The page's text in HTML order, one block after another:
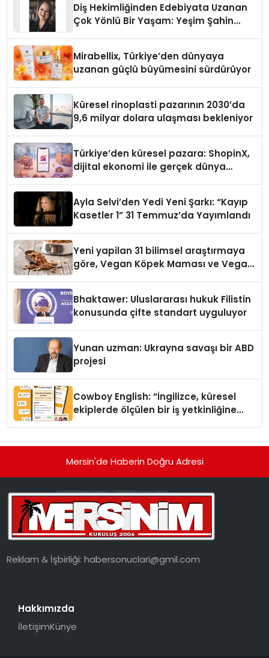
Diş Hekimliğinden Edebiyata Uzanan
Çok Yönlü Bir Yaşam: Yeşim Şahin
Mirabellix, Türkiye’den dünyaya
uzanan güçlü büyümesini sürdürüyor
Küresel rinoplasti pazarının 2030’da
9,6 milyar dolara ulaşması bekleniyor
Türkiye’den küresel pazara: ShopinX,
dijital ekonomi ile gerçek dünya
Ayla Selvi’den Yedi Yeni Şarkı: “Kayıp
Kasetler 1” 31 Temmuz’da Yayımlandı
Yeni yapilan 31 bilimsel araştırmaya
göre, Vegan Köpek Maması ve Vegan
Bhaktawer: Uluslararası hukuk Filistin
konusunda çifte standart uyguluyor
Yunan uzman: Ukrayna savaşı bir ABD
projesi
Cowboy English: “İngilizce, küresel
ekiplerde ölçülen bir iş yetkinliğine
Mersin'de Haberin Doğru Adresi
Reklam & İşbirliği:habersonuclari@gmil.com
Hakkımızda
İletişimKünye